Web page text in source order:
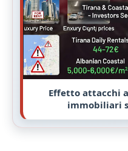
Effetto attacchi
immobiliari